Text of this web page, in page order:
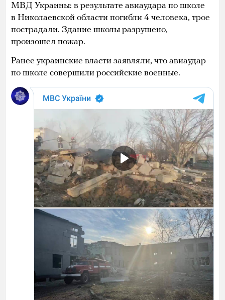
МВД Украины: в результате авиаудара по школе
в Николаевской области погибли 4 человека, трое
пострадали. Здание школы разрушено,
произошел пожар.
Ранее украинские власти заявляли, что авиаудар
по школе совершили российские военные.